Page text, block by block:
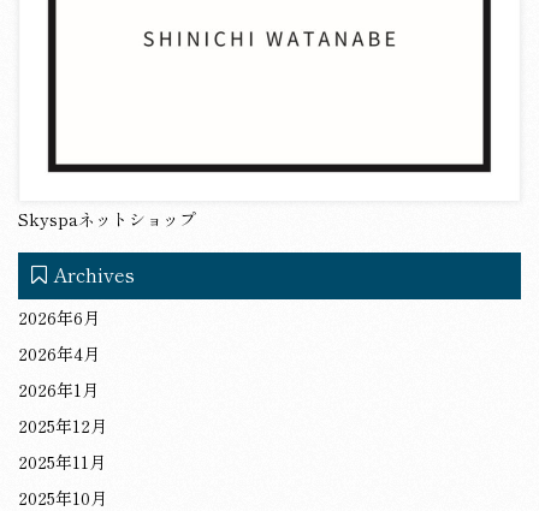
Skyspaネットショップ
Archives
2026年6月
2026年4月
2026年1月
2025年12月
2025年11月
2025年10月